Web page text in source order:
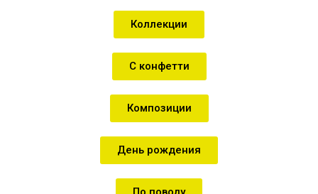
Коллекции
С конфетти
Композиции
День рождения